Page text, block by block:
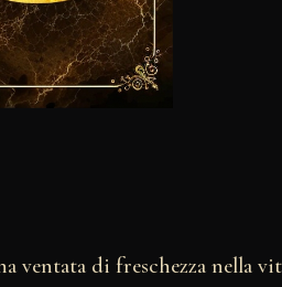
ventata di freschezza nella